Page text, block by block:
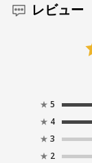
レビュー
★ 5
★ 4
★ 3
★ 2